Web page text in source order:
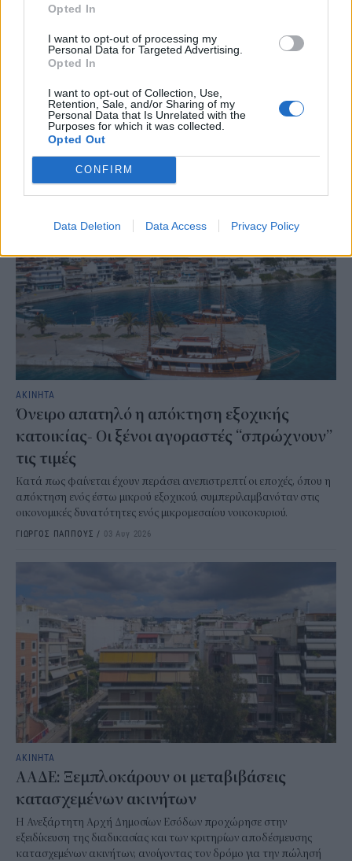
Opted In
I want to opt-out of processing my
Personal Data for Targeted Advertising.
Opted In
I want to opt-out of Collection, Use,
Retention, Sale, and/or Sharing of my
Personal Data that Is Unrelated with the
Purposes for which it was collected.
Opted Out
CONFIRM
Data Deletion Data Access Privacy Policy
golden visa Ακίνητα
ΣΧΕΤΙΚΑ
ΑΚΙΝΗΤΑ
Όνειρο απατηλό η απόκτηση εξοχικής
κατοικίας- Οι ξένοι αγοραστές “σπρώχνουν”
τις τιμές
Κατά πως φαίνεται έχουν περάσει ανεπιστρεπτί οι εποχές, όπου η
απόκτηση ενός έστω μικρού εξοχικού, συμπεριλαμβανόταν στις
οικονομικές δυνατότητες ενός μικρομεσαίου νοικοκυριού.
ΓΙΩΡΓΟΣ ΠΑΠΠΟΥΣ / 03 Αυγ 2026
ΑΚΙΝΗΤΑ
ΑΑΔΕ: Ξεμπλοκάρουν οι μεταβιβάσεις
κατασχεμένων ακινήτων
Η Ανεξάρτητη Αρχή Δημοσίων Εσόδων προχώρησε στην
εξειδίκευση της διαδικασίας και των κριτηρίων αποδέσμευσης
κατασχεμένων ακινήτων, ανοίγοντας τον δρόμο για την πώλησή